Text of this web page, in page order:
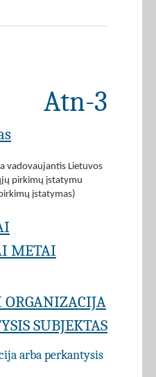
Atn-3
vadovaujantis Lietuvos
pirkimų įstatymu
įstatymas)
METAI
SUBJEKTAS
arba perkantysis